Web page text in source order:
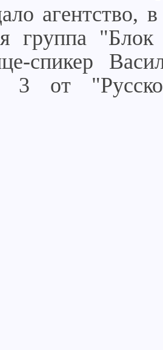
агентство,
группа
спикер
3 от